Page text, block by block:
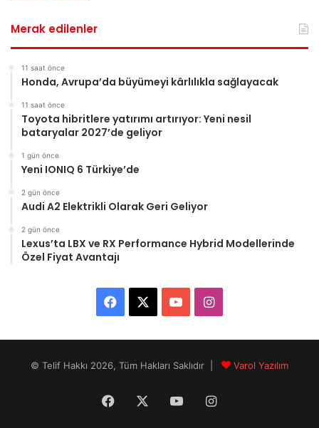
Merak edilenler
11 saat önce
Honda, Avrupa’da büyümeyi kârlılıkla sağlayacak
11 saat önce
Toyota hibritlere yatırımı artırıyor: Yeni nesil
bataryalar 2027’de geliyor
1 gün önce
Yeni IONIQ 6 Türkiye’de
2 gün önce
Audi A2 Elektrikli Olarak Geri Geliyor
2 gün önce
Lexus’ta LBX ve RX Performance Hybrid Modellerinde
Özel Fiyat Avantajı
c
u
I
© Telif Hakkı 2026, Tüm Hakları Saklıdır | Varol Yazılım
Facebook YouTubeInstagram